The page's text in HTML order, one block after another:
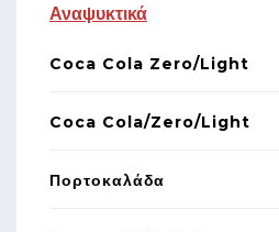
Αναψυκτικά
Coca Cola Zero/light
Coca Cola/zero/light
Πορτοκαλάδα